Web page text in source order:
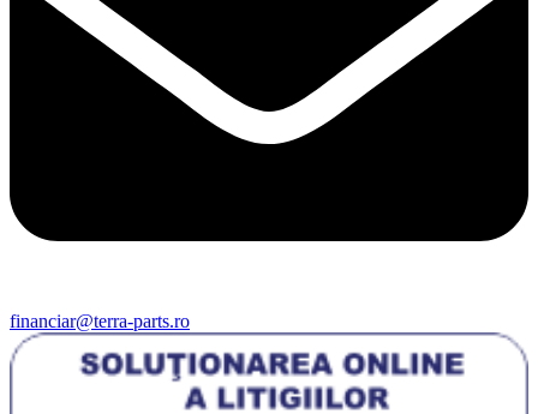
financiar@terra-parts.ro